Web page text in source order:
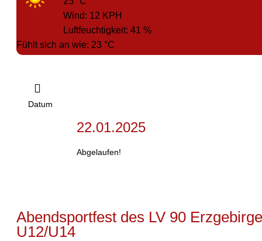
Wind: 12 KPH
Luftfeuchtigkeit: 41 %
Fühlt sich an wie: 23 °C
Datum
22.01.2025
Abgelaufen!
Abendsportfest des LV 90 Erzgebirge
U12/U14